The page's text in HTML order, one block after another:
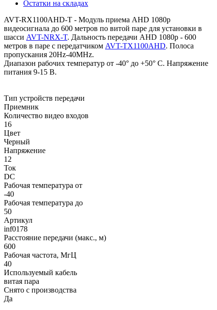
Остатки на складах
AVT-RX1100AHD-T - Модуль приема AHD 1080p
видеосигнала до 600 метров по витой паре для установки в
шасси AVT-NRX-T. Дальность передачи AHD 1080p - 600
метров в паре с передатчиком AVT-TX1100AHD. Полоса
пропускания 20Hz-40MHz.
Диапазон рабочих температур от -40° до +50° С. Напряжение
питания 9-15 В.
Тип устройств передачи
Приемник
Количество видео входов
16
Цвет
Черный
Напряжение
12
Ток
DC
Рабочая температура от
-40
Рабочая температура до
50
Артикул
inf0178
Расстояние передачи (макс., м)
600
Рабочая частота, МгЦ
40
Используемый кабель
витая пара
Снято с производства
Да